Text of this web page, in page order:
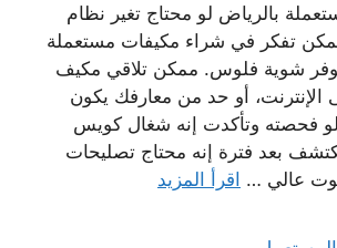
بالرياض لو محتاج تغير نظام
تفكر في شراء مكيفات مستعملة
شوية فلوس. ممكن تلاقي مكيف
أو حد من معارفك يكون
لو فحصته وتأكدت إنه شغال كويس
بعد فترة إنه محتاج تصليحات
عالي … اقرأ المزيد